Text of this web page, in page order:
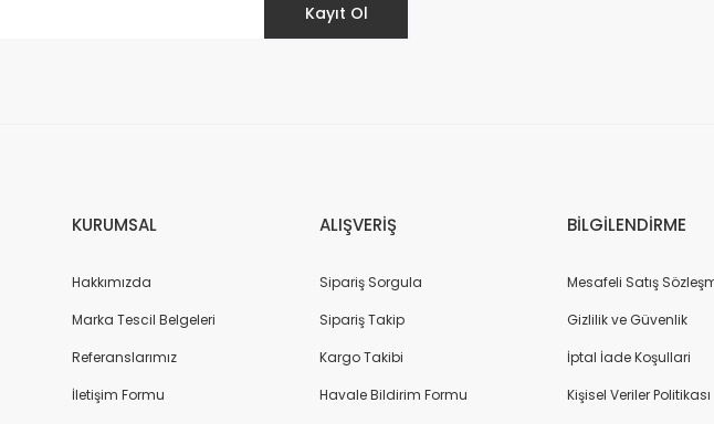
Kayıt Ol
KURUMSAL
Hakkımızda
Marka Tescil Belgeleri
Referanslarımız
İletişim Formu
ALIŞVERİŞ
Sipariş Sorgula
Sipariş Takip
Kargo Takibi
Havale Bildirim Formu
BİLGİLENDİRME
Mesafeli Satış
Gizlilik ve Güvenlik
İptal İade Koşullari
Kişisel Veriler Politikası